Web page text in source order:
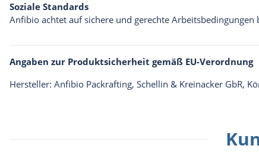
Soziale Standards
Anfibio achtet auf sichere und gerechte
Angaben zur Produktsicherheit gemäß EU-Verordnung
Hersteller: Anfibio Packrafting, Schellin & Kreinacker GbR,